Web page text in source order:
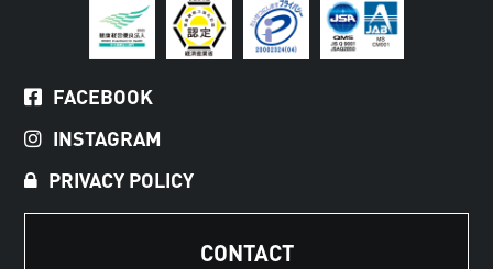
FACEBOOK
INSTAGRAM
PRIVACY POLICY
CONTACT